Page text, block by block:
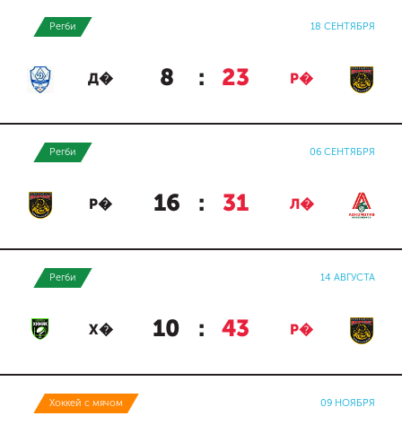
Регби 18 СЕНТЯБРЯ
Д� 8 : 23 Р�
Регби 06 СЕНТЯБРЯ
Р� 16 : 31 Л�
Регби 14 АВГУСТА
Х� 10 : 43 Р�
Хоккей с мячом 09 НОЯБРЯ